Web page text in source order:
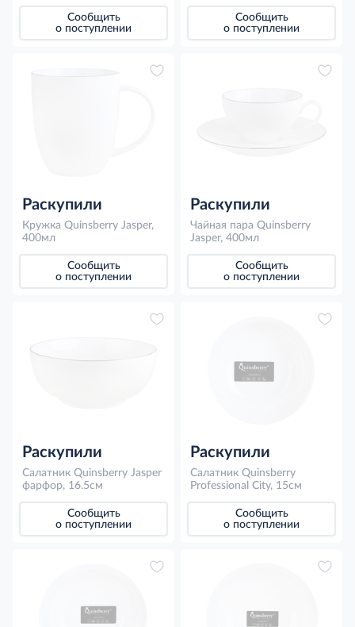
Сообщить
о поступлении
Сообщить
о поступлении
Раскупили
Кружка Quinsberry Jasper,
400мл
Сообщить
о поступлении
Раскупили
Чайная пара Quinsberry
Jasper, 400мл
Сообщить
о поступлении
Раскупили
Салатник Quinsberry Jasper
фарфор, 16.5см
Сообщить
о поступлении
Раскупили
Салатник Quinsberry
Professional City, 15см
Сообщить
о поступлении